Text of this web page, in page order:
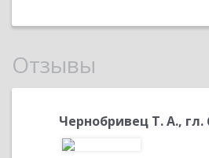
Отзывы
Чернобривец Т. А., гл.